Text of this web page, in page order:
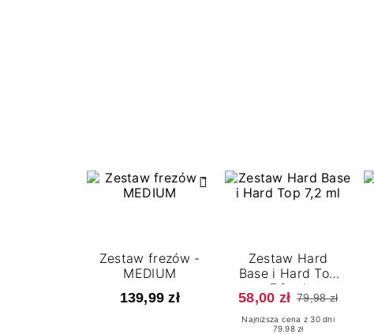
Zestaw frezów -
MEDIUM
139,99 zł
Zestaw Hard
Base i Hard Top
7,2 ml
58,00 zł 79,98 zł
Najniższa cena z 30 dni
79.98 zł